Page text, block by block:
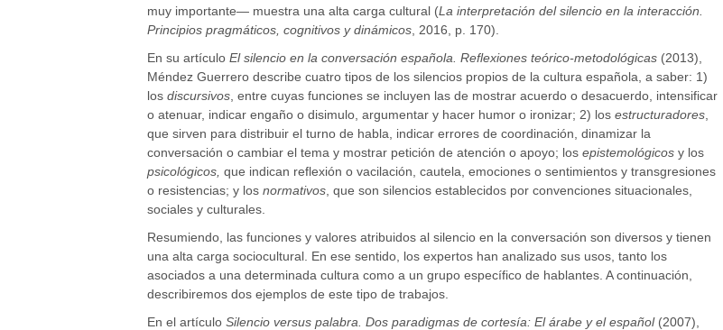
muy importante— muestra una alta carga cultural (La interpretación del silencio en la interacción.
Principios pragmáticos, cognitivos y dinámicos, 2016, p. 170).
En su artículo El silencio en la conversación española. Reflexiones teórico-metodológicas(2013),
Méndez Guerrero describe cuatro tipos de los silencios propios de la cultura española, a saber: 1)
losdiscursivos, entre cuyas funciones se incluyen las de mostrar acuerdo o desacuerdo, intensificar
o atenuar, indicar engaño o disimulo, argumentar y hacer humor o ironizar; 2) los estructuradores,
que sirven para distribuir el turno de habla, indicar errores de coordinación, dinamizar la
conversación o cambiar el tema y mostrar petición de atención o apoyo; los epistemológicosy los
psicológicos, que indican reflexión o vacilación, cautela, emociones o sentimientos y transgresiones
o resistencias; y los normativos, que son silencios establecidos por convenciones situacionales,
sociales y culturales.
Resumiendo, las funciones y valores atribuidos al silencio en la conversación son diversos y tienen
una alta carga sociocultural. En ese sentido, los expertos han analizado sus usos, tanto los
asociados a una determinada cultura como a un grupo específico de hablantes. A continuación,
describiremos dos ejemplos de este tipo de trabajos.
En el artículo Silencio versus palabra. Dos paradigmas de cortesía: El árabe y el español(2007),